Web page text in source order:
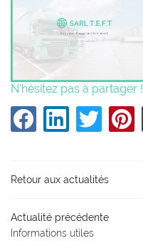
- ENGAGEMENT
N'hésitez pas à partager !
Retour aux actualités
Actualité précédente
Informations utiles